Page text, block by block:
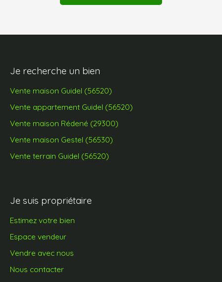
Je recherche un bien
Vente maison Guidel (56520)
Vente appartement Guidel (56520)
Vente maison Rédené (29300)
Vente maison Gestel (56530)
Vente terrain Guidel (56520)
Je suis propriétaire
Estimez votre bien
Espace vendeur
Vendre avec nous
Nous contacter